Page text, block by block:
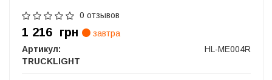
0 отзывов
1 216 грн
завтра
Артикул:
HL-ME004R
TRUCKLIGHT